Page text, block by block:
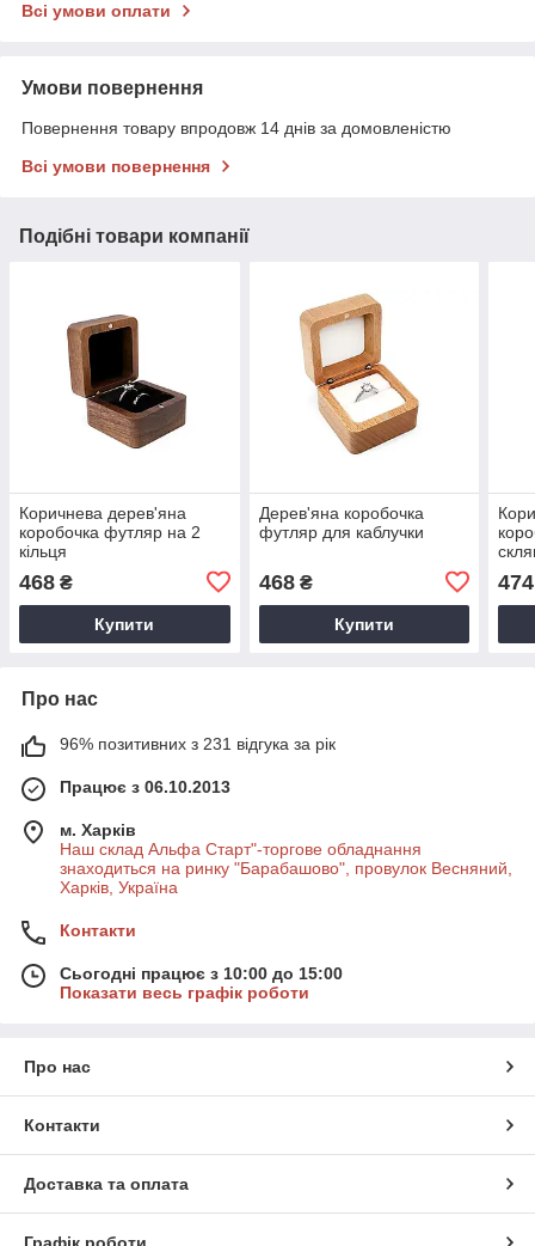
Всі умови оплати
Умови повернення
Повернення товару впродовж 14 днів за домовленістю
Всі умови повернення
Подібні товари компанії
Коричнева дерев'яна
коробочка футляр на 2
кільця
468 ₴
Купити
Дерев'яна коробочка
футляр для каблучки
468₴
Купити
474
Про нас
96% позитивних з 231 відгука за рік
Працює з 06.10.2013
м. Харків
Наш склад Альфа Старт"-торгове обладнання
знаходиться на ринку "Барабашово", провулок Весняний,
Харків, Україна
Контакти
Сьогодні працює з 10:00 до 15:00
Показати весь графік роботи
Про нас
Контакти
Доставка та оплата